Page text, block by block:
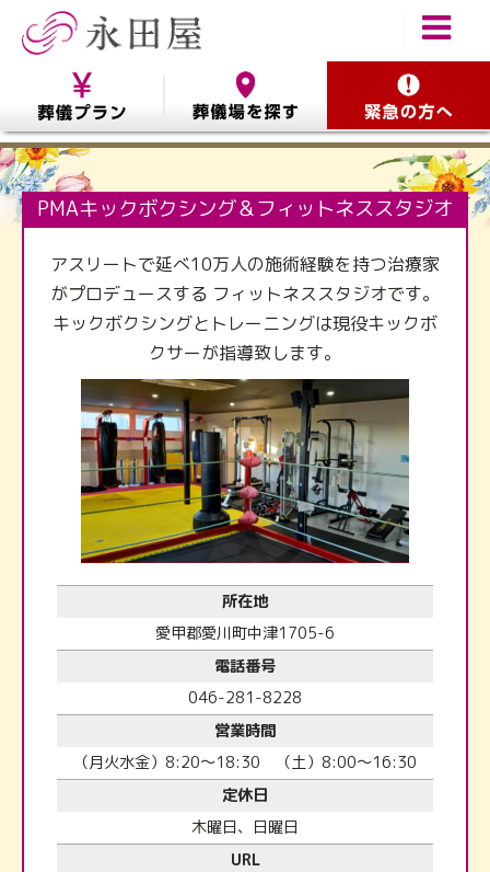
PMAキックボクシング＆フィットネススタジオ
アスリートで延べ10万人の施術経験を持つ治療家
がプロデュースする フィットネススタジオです。
キックボクシングとトレーニングは現役キックボ
クサーが指導致します。
所在地
愛甲郡愛川町中津1705-6
電話番号
046-281-8228
営業時間
（月火水金）8:20～18:30 （土）8:00～16:30
定休日
木曜日、日曜日
URL